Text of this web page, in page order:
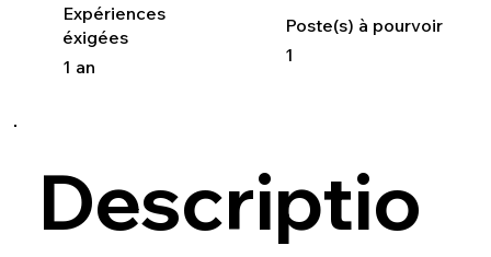
Expériences
éxigées
1 an
Poste(s) à pourvoir
1
Descriptio